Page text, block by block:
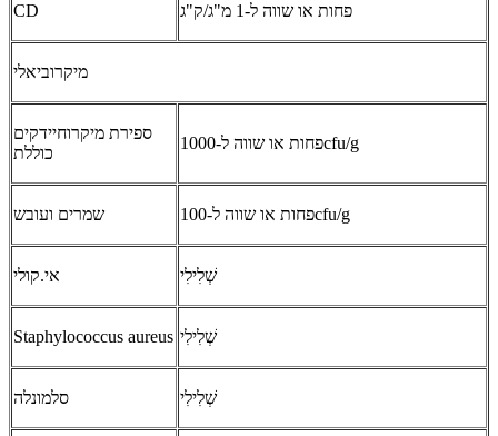
CD פחות או שווה ל-1 מ"ג/ק"ג
מיקרוביאלי
ספירת מיקרוחיידקים
כוללת
פחות או שווה ל-1000cfu/g
שמרים ועובש פחות או שווה ל-100cfu/g
אי.קולי שְׁלִילִי
Staphylococcus aureus שְׁלִילִי
סלמונלה שְׁלִילִי